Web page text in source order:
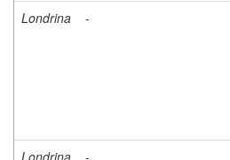
Londrina -
Londrina
-